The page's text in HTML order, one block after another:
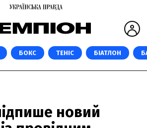
БОКС ТЕНІС БІАТЛОН
новий